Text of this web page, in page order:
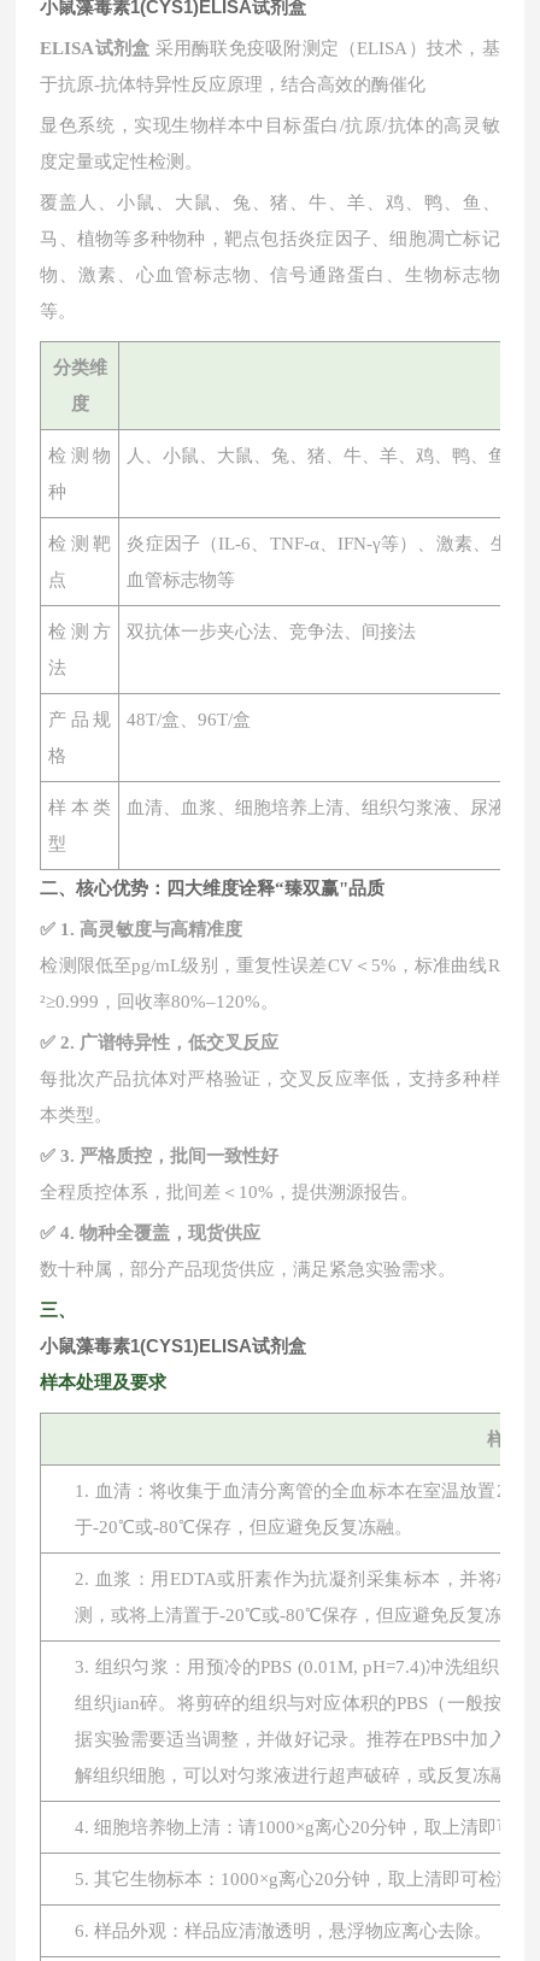
小鼠藻毒素1(CYS1)ELISA试剂盒
ELISA试剂盒 采用酶联免疫吸附测定（ELISA）技术，基
于抗原-抗体特异性反应原理，结合高效的酶催化
显色系统，实现生物样本中目标蛋白/抗原/抗体的高灵敏
度定量或定性检测。
覆盖人、小鼠、大鼠、兔、猪、牛、羊、鸡、鸭、鱼、
马、植物等多种物种，靶点包括炎症因子、细胞凋亡标记
物、激素、心血管标志物、信号通路蛋白、生物标志物
等。
分类维
度
检测物
种
人、小鼠、大鼠、兔、猪、牛、羊、鸡、鸭、鱼、
检测靶
点
炎症因子（IL-6、TNF-α、IFN-γ等）、激素、生物
血管标志物等
检测方
法
双抗体一步夹心法、竞争法、间接法
产品规
格
48T/盒、96T/盒
样本类
型
血清、血浆、细胞培养上清、组织匀浆液、尿液、
二、核心优势：四大维度诠释“臻双赢"品质
✅ 1. 高灵敏度与高精准度
检测限低至pg/mL级别，重复性误差CV＜5%，标准曲线R
²≥0.999，回收率80%–120%。
✅ 2. 广谱特异性，低交叉反应
每批次产品抗体对严格验证，交叉反应率低，支持多种样
本类型。
✅ 3. 严格质控，批间一致性好
全程质控体系，批间差＜ 10%，提供溯源报告。
✅ 4. 物种全覆盖，现货供应
数十种属，部分产品现货供应，满足紧急实验需求。
三、
小鼠藻毒素1(CYS1)ELISA试剂盒
样本处理及要求
样本
1. 血清：将收集于血清分离管的全血标本在室温放置2
于-20℃或-80℃保存，但应避免反复冻融。
2. 血浆：用EDTA或肝素作为抗凝剂采集标本，并将标
测，或将上清置于-20℃或-80℃保存，但应避免反复冻融。
3. 组织匀浆：用预冷的PBS (0.01M, pH=7.4)冲洗组织，
组织jian碎。将剪碎的组织与对应体积的PBS（一般按
据实验需要适当调整，并做好记录。推荐在PBS中加入
解组织细胞，可以对匀浆液进行超声破碎，或反复冻融。
4. 细胞培养物上清：请1000×g离心20分钟，取上清即可
5. 其它生物标本：1000×g离心20分钟，取上清即可检测。
6. 样品外观：样品应清澈透明，悬浮物应离心去除。